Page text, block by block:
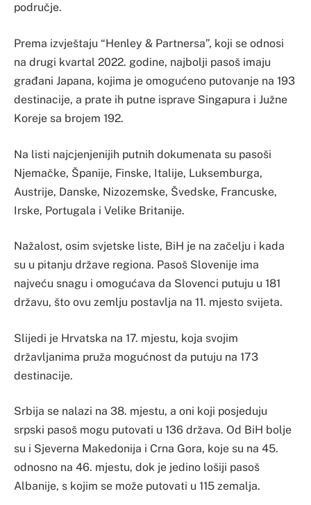
područje.
Prema izvještaju “Henley & Partnersa”, koji se odnosi
na drugi kvartal 2022. godine, najbolji pasoš imaju
građani Japana, kojima je omogućeno putovanje na 193
destinacije, a prate ih putne isprave Singapura i Južne
Koreje sa brojem 192.
Na listi najcjenjenijih putnih dokumenata su pasoši
Njemačke, Španije, Finske, Italije, Luksemburga,
Austrije, Danske, Nizozemske, Švedske, Francuske,
Irske, Portugala i Velike Britanije.
Nažalost, osim svjetske liste, BiH je na začelju i kada
su u pitanju države regiona. Pasoš Slovenije ima
najveću snagu i omogućava da Slovenci putuju u 181
državu, što ovu zemlju postavlja na 11. mjesto svijeta.
Slijedi je Hrvatska na 17. mjestu, koja svojim
državljanima pruža mogućnost da putuju na 173
destinacije.
Srbija se nalazi na 38. mjestu, a oni koji posjeduju
srpski pasoš mogu putovati u 136 država. Od BiH bolje
su i Sjeverna Makedonija i Crna Gora, koje su na 45.
odnosno na 46. mjestu, dok je jedino lošiji pasoš
Albanije, s kojim se može putovati u 115 zemalja.